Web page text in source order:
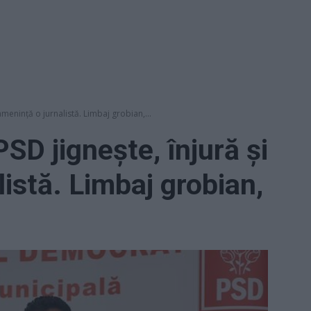
o jurnalistă. Limbaj grobian,...
jignește, înjură și
Limbaj grobian,